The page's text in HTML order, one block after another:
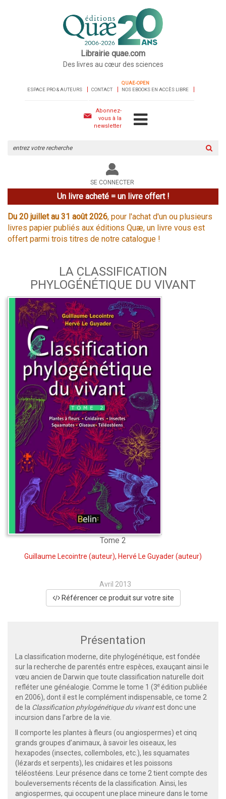
Librairie quae.com
Des livres au cœur des sciences
ESPACE PRO & AUTEURS CONTACT
QUAE-OPEN
NOS EBOOKS EN ACCÈS LIBRE
Abonnez-
vous à la
newsletter
le
site
SE CONNECTER
Un livre acheté = un livre offert !
Du 20 juillet au 31 août 2026, pour l'achat d'un ou plusieurs
livres papier publiés aux éditions Quæ, un livre vous est
offert parmi trois titres de notre catalogue !
LA CLASSIFICATION
PHYLOGÉNÉTIQUE DU VIVANT
Tome 2
Guillaume Lecointre (auteur), Hervé Le Guyader(auteur)
Avril 2013
Référencer ce produit sur votre site
Présentation
La classification moderne, dite phylogénétique, est fondée
sur la recherche de parentés entre espèces, exauçant ainsi le
vœu ancien de Darwin que toute classification naturelle doit
refléter une généalogie. Comme le tome 1 (3eédition publiée
en 2006), dont il est le complément indispensable, ce tome 2
de la Classification phylogénétique du vivantest donc une
incursion dans l’arbre de la vie.
Il comporte les plantes à fleurs (ou angiospermes) et cinq
grands groupes d’animaux, à savoir les oiseaux, les
hexapodes (insectes, collemboles, etc.), les squamates
(lézards et serpents), les cnidaires et les poissons
téléostéens. Leur présence dans ce tome 2 tient compte des
bouleversements récents de la classification. Ainsi, les
angiospermes, qui occupent une place mineure dans le tome